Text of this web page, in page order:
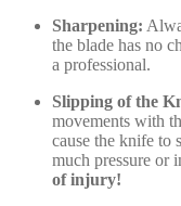
Sharpening:
the blade has no
a professional.
Slipping of the
movements with
cause the knife to
much pressure or
of injury!